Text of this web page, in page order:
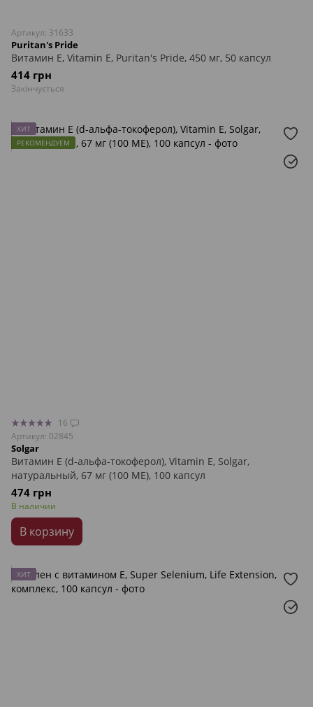
Артикул: 31633
Puritan's Pride
Витамин Е, Vitamin E, Puritan's Pride, 450 мг, 50 капсул
414 грн
Закінчується
ХИТ
РЕКОМЕНДУЕМ
16
Артикул: 02845
Solgar
Витамин Е (d-альфа-токоферол), Vitamin E, Solgar,
натуральный, 67 мг (100 МЕ), 100 капсул
474 грн
В наличии
В корзину
ХИТ